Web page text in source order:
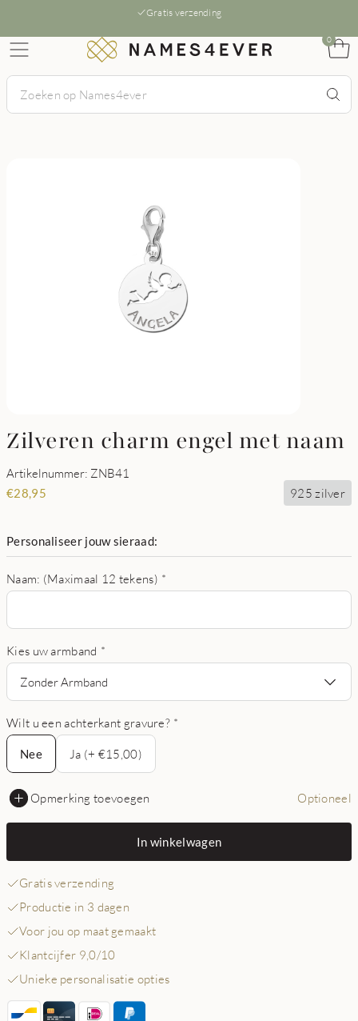
Gratis verzending
0
Zilveren charm engel met naam
Artikelnummer: ZNB41
€28,95 925 zilver
Personaliseer jouw sieraad:
Naam: (Maximaal 12 tekens) *
Kies uw armband *
Zonder Armband
Wilt u een achterkant gravure? *
Nee
Nee
Ja (+ €15,00)
Opmerking toevoegen Optioneel
In winkelwagen
Gratis verzending
Productie in 3 dagen
Voor jou op maat gemaakt
Klantcijfer 9,0/10
Unieke personalisatie opties